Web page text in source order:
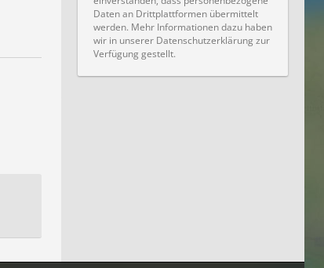
Daten an Drittplattformen übermittelt
werden. Mehr Informationen dazu haben
wir in unserer Datenschutzerklärung zur
Verfügung gestellt.